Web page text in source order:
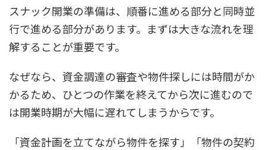
スナック開業の準備は、順番に進める部分と同時並
行で進める部分があります。まずは大きな流れを理
解することが重要です。
なぜなら、資金調達の審査や物件探しには時間がか
かるため、ひとつの作業を終えてから次に進むので
は開業時期が大幅に遅れてしまうからです。
「資金計画を立てながら物件を探す」「物件の契約